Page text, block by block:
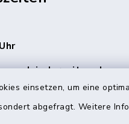
einsetzen, um eine
abgefragt. Weitere
auch jederzeit nach
Fällen erreichbar